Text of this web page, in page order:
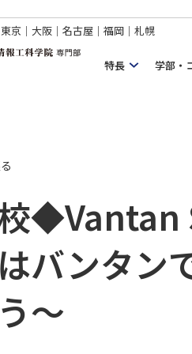
京｜大阪｜名古屋｜福岡｜札幌
特長 学部・
◆Vantan
バンタン
～